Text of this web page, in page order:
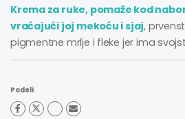
Krema za ruke, pomaže kod
vraćajući joj mekoću i sjaj,
pigmentne mrlje i fleke jer ima
Podeli